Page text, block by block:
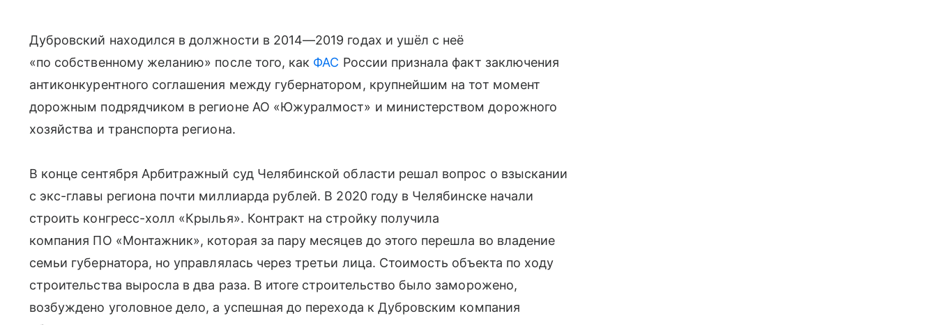
Дубровский находился в должности в 2014—2019 годах и ушёл с неё
«по собственному желанию» после того, как ФАС России признала факт заключения
антиконкурентного соглашения между губернатором, крупнейшим на тот момент
дорожным подрядчиком в регионе АО «Южуралмост» и министерством дорожного
хозяйства и транспорта региона.
В конце сентября Арбитражный суд Челябинской области решал вопрос о взыскании
с экс-главы региона почти миллиарда рублей. В 2020 году в Челябинске начали
строить конгресс-холл «Крылья». Контракт на стройку получила
компания ПО «Монтажник», которая за пару месяцев до этого перешла во владение
семьи губернатора, но управлялась через третьи лица. Стоимость объекта по ходу
строительства выросла в два раза. В итоге строительство было заморожено,
возбуждено уголовное дело, а успешная до перехода к Дубровским компания